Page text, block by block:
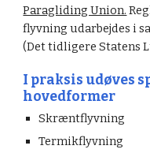
Paragliding Union.
flyvning udarbejdes i
(Det tidligere Statens
I praksis udøves
hovedformer
Skræntflyvning
Termikflyvning